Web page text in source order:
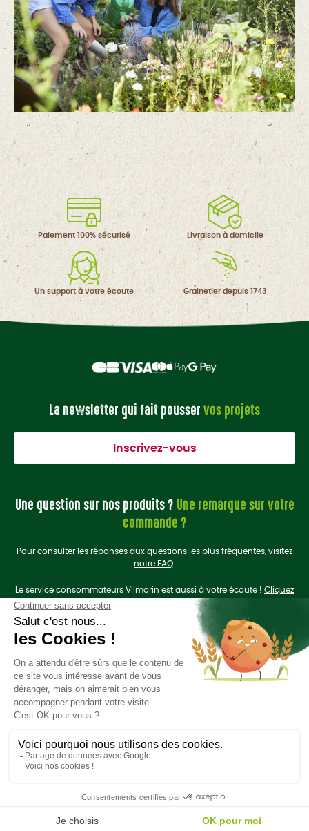
Paiement 100% sécurisé Livraison à domicile
Un support à votre écoute Grainetierdepuis 1743
La newsletter qui fait pousservos projets
Inscrivez-vous
Une question sur nos produits ? Une remarque sur votre
commande ?
Pour consulter les réponses aux questions les plus fréquentes, visitez
notre FAQ
Le service consommateurs Vilmorin est aussi à votre écoute ! Cliquez
ici
pour nous contacter.
On se retrouve sur les réseaux sociaux?
Liens utiles
Mentions légales et CGU
Groupe Limagrain
Site Vilmorin Mikado